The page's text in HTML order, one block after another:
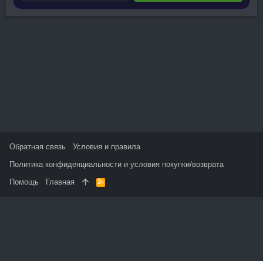
Обратная связь
Условия и правила
Политика конфиденциальности и условия покупки/возврата
Помощь
Главная
R